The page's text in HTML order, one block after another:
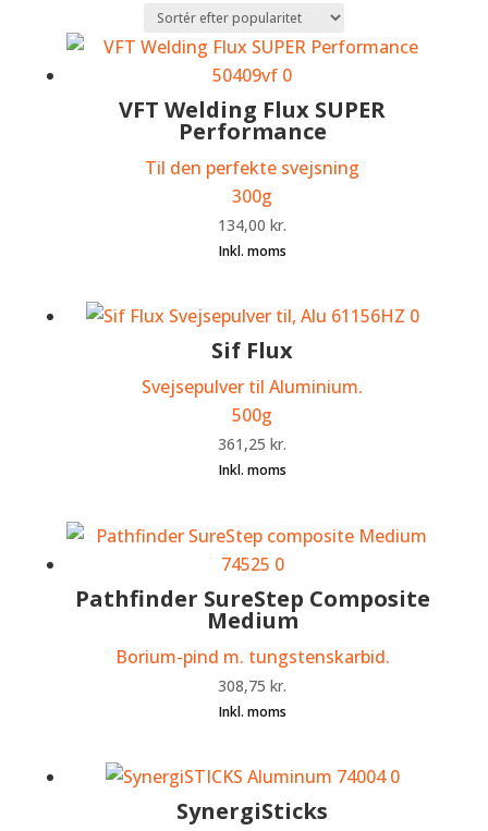
efter
popularitet
VFT Welding Flux SUPER
Performance
Til den perfekte svejsning
300g
134,00kr.
Sif Flux
Svejsepulver til Aluminium.
500g
361,25kr.
Pathfinder SureStep Composite
Medium
Borium-pind m. tungstenskarbid.
308,75kr.
SynergiSticks